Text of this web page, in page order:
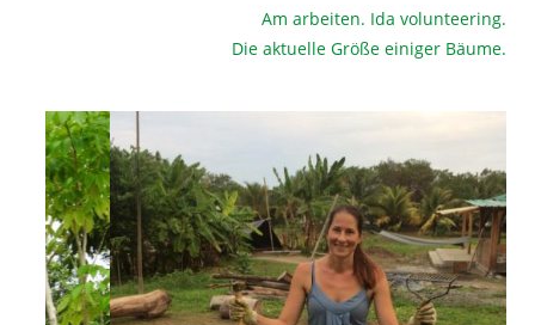
Am arbeiten. Ida volunteering.
Die aktuelle Größe einiger Bäume.